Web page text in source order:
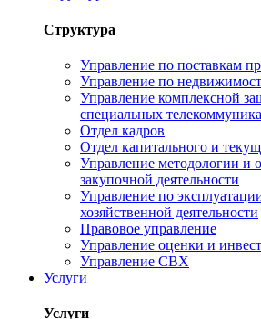
Структура
Управление по поставкам
Управление по
Управление комплексной
специальных
Отдел кадров
Отдел капитального и
Управление методологии и
закупочной деятельности
Управление по
хозяйственной деятельности
Правовое управление
Управление оценки и
Управление СВХ
Услуги
Услуги